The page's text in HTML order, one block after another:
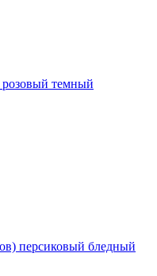
темный
персиковый бледный